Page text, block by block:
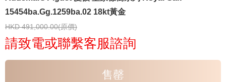
15454ba.Gg.1259ba.02 18kt黃金
HKD 491,000.00(原價)
請致電或聯繫客服諮詢
售罄